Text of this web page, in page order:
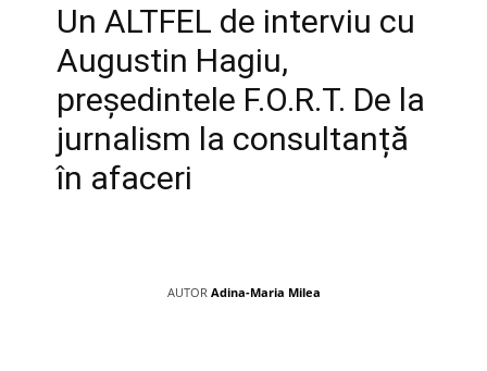
Un ALTFEL de interviu cu
Augustin Hagiu,
președintele F.O.R.T. De la
jurnalism la consultanță
în afaceri
AUTOR Adina-Maria Milea